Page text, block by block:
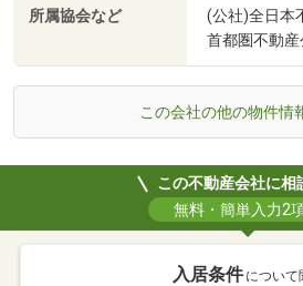
所属協会など
(公社)全日本
首都圏不動
この会社の他の物件情
この不動産会社に相
無料・簡単入力2
入居条件 について